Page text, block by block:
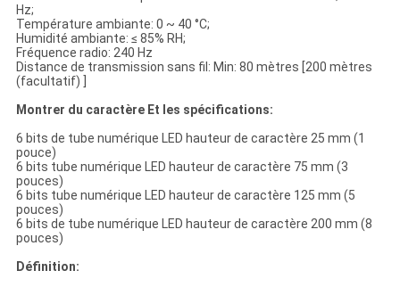
Hz;
Température ambiante: 0 ~ 40 °C;
Humidité ambiante: ≤ 85% RH;
Fréquence radio: 240 Hz
Distance de transmission sans fil: Min: 80 mètres [200 mètres
(facultatif) ]
Montrer du caractère Et les spécifications:
6 bits de tube numérique LED hauteur de caractère 25 mm (1
pouce)
6 bits tube numérique LED hauteur de caractère 75 mm (3
pouces)
6 bits tube numérique LED hauteur de caractère 125 mm (5
pouces)
6 bits de tube numérique LED hauteur de caractère 200 mm (8
pouces)
Définition: